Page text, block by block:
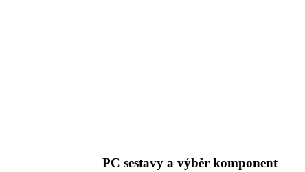
PC sestavy a výběr komponent